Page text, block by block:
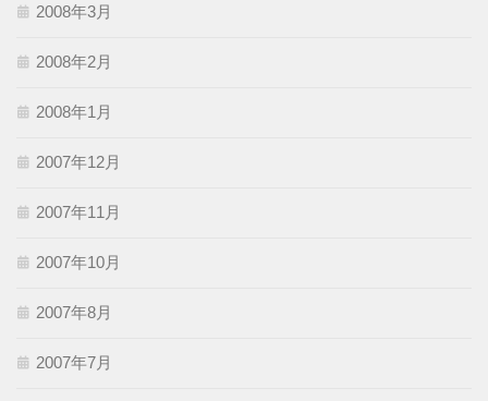
2008年3月
2008年2月
2008年1月
2007年12月
2007年11月
2007年10月
2007年8月
2007年7月